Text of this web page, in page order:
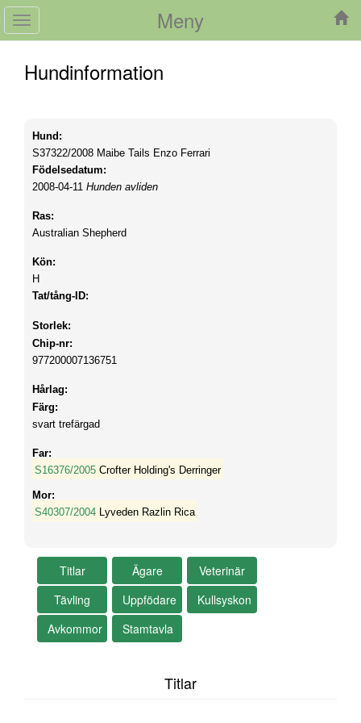
Meny
Toggle
navigation
Hundinformation
Hund:
S37322/2008 Maibe Tails Enzo Ferrari
Födelsedatum:
2008-04-11 Hunden avliden
Ras:
Australian Shepherd
Kön:
H
Tat/tång-ID:
Storlek:
Chip-nr:
977200007136751
Hårlag:
Färg:
svart trefärgad
Far:
S16376/2005 Crofter Holding's Derringer
Mor:
S40307/2004 Lyveden Razlin Rica
Titlar